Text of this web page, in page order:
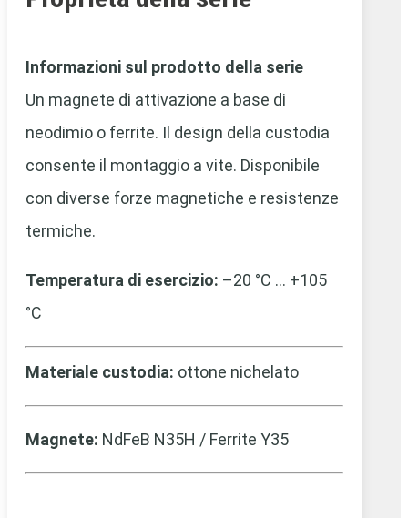
Informazioni sul prodotto della serie
Un magnete di attivazione a base di
neodimio o ferrite. Il design della custodia
consente il montaggio a vite. Disponibile
con diverse forze magnetiche e resistenze
termiche.
Temperatura di esercizio: –20 °C … +105
°C
Materiale custodia: ottone nichelato
Magnete: NdFeB N35H / Ferrite Y35